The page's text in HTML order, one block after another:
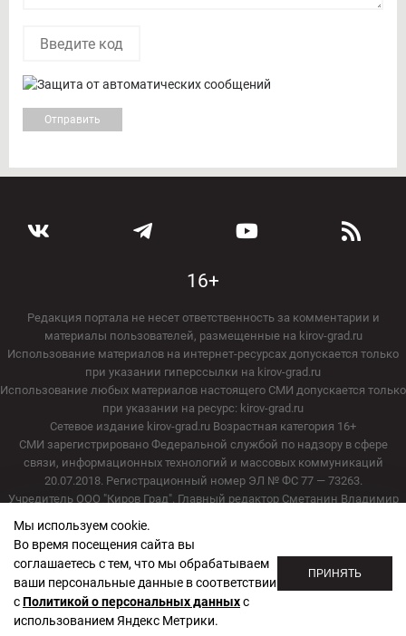
16+
Редакция портала не несет ответственность за комментарии и
материалы пользователей, размещенные на kirov-grad.ru
Использование материалов на интернет-ресурсах допускается только
при указании гиперссылки на kirov-grad.ru
Использование любых материалов настоящего СМИ допускается только
при указании на ресурс: kirov-grad.ru
Сетевое издание kirov-grad.ru Возрастная категория 16+
СМИ зарегистрировано Федеральной службой по надзору в сфере
связи, информационных технологий и массовых коммуникаций
20.07.2018. Регистрационный номер ЭЛ № ФС 77 — 73263.
Учредитель ООО "Киров Град". Главный редактор Сметанин Владимир
Адрес редакции: 610000, Кировская область, г. Киров, ул. Московская, д.
40, офис 2/1. Телефон редакции: (8332) 211-101
Политика обработки персональных данных
Мы используем cookie.
Во время посещения сайта вы
соглашаетесь с тем, что мы обрабатываем
ваши персональные данные в соответствии
сПолитикой о персональных данныхс
использованием Яндекс Метрики.
ПРИНЯТЬ